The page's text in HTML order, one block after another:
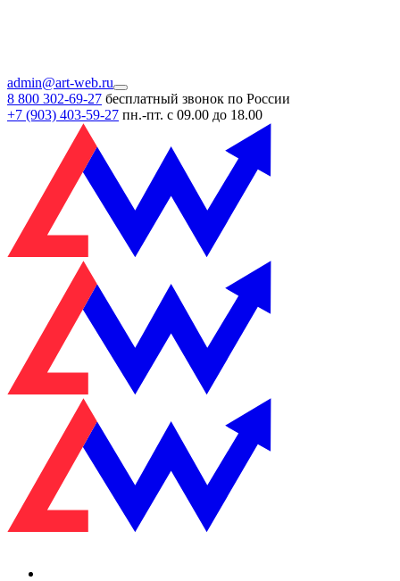
admin@art-web.ru
8 800 302-69-27 бесплатный звонок по России
+7 (903) 403-59-27 пн.-пт. с 09.00 до 18.00